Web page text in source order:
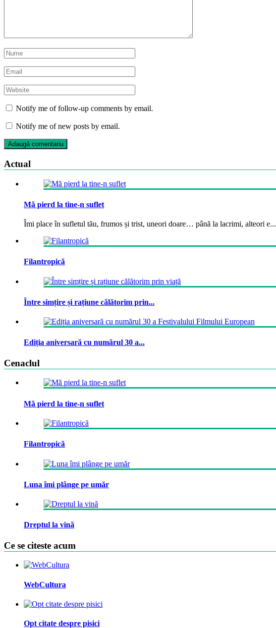
Notify me of follow-up comments by email.
Notify me of new posts by email.
Actual
Mă pierd la tine-n suflet
Îmi place în sufletul tău, frumos și trist, uneori doare… până la lacrimi, alteori e...
Filantropică
Între simțire și rațiune călătorim prin...
Ediția aniversară cu numărul 30 a...
Cenaclul
Mă pierd la tine-n suflet
Filantropică
Luna îmi plânge pe umăr
Dreptul la vină
Ce se citeste acum
WebCultura
Opt citate despre pisici